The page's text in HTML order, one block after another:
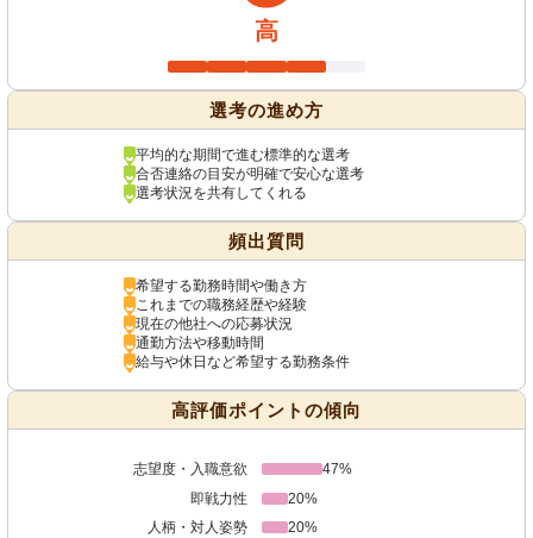
高
選考の進め方
平均的な期間で進む標準的な選考
合否連絡の目安が明確で安心な選考
選考状況を共有してくれる
頻出質問
希望する勤務時間や働き方
これまでの職務経歴や経験
現在の他社への応募状況
通勤方法や移動時間
給与や休日など希望する勤務条件
高評価ポイントの傾向
志望度・入職意欲
47%
即戦力性
20%
人柄・対人姿勢
20%